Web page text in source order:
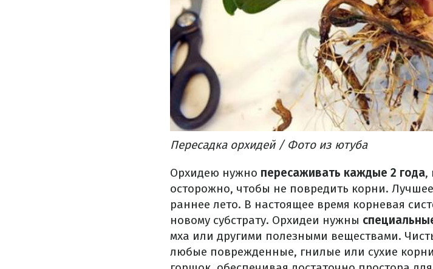
Пересадка орхидей / Фото из ютуба
Орхидею нужно пересаживать каждые 2 года,
осторожно, чтобы не повредить корни.
раннее лето. В настоящее время корневая
новому субстрату. Орхидеи нужны
мха или другими полезными веществами.
любые поврежденные, гнилые или сухие